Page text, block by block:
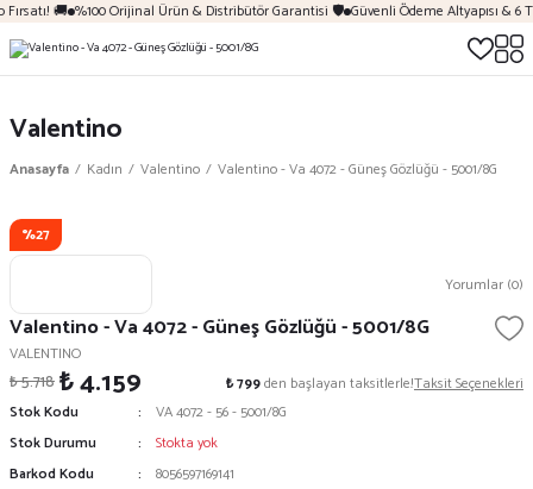
🚚 %100 Orijinal Ürün & Distribütör Garantisi 🛡️ Güvenli Ödeme Altyapısı & 6
Valentino
Anasayfa Kadın Valentino Valentino - Va 4072 - Güneş Gözlüğü - 5001/8G
%27
Yorumlar (0)
Valentino - Va 4072 - Güneş Gözlüğü - 5001/8G
VALENTINO
₺ 5.718₺ 4.159 ₺ 799den başlayan taksitlerle!Taksit Seçenekleri
Stok Kodu
VA 4072 - 56 - 5001/8G
Stok Durumu
Stokta yok
Barkod Kodu
8056597169141